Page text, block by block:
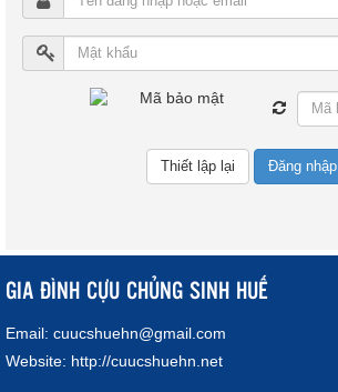
Đăng nhập
GIA ĐÌNH CỰU CHỦNG SINH HUẾ
Email: cuucshuehn@gmail.com
Website: http://cuucshuehn.net